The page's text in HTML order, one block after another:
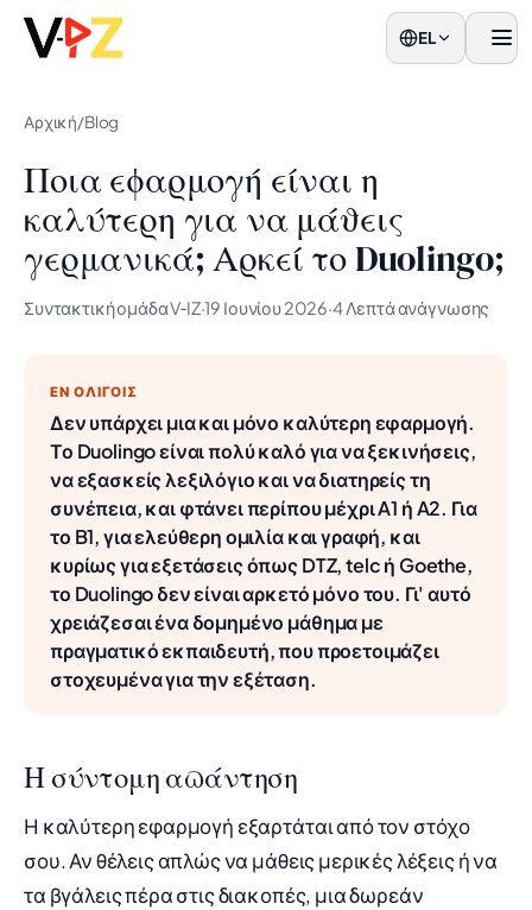
EL
Αρχική/Blog
Ποια εφαρμογή είναι η
καλύτερη για να μάθεις
γερμανικά; Αρκεί το Duolingo;
Συντακτική ομάδα V‑IZ·19 Ιουνίου 2026·4 Λεπτά ανάγνωσης
ΕΝ ΟΛΊΓΟΙΣ
Δεν υπάρχει μια και μόνο καλύτερη εφαρμογή.
Το Duolingo είναι πολύ καλό για να ξεκινήσεις,
να εξασκείς λεξιλόγιο και να διατηρείς τη
συνέπεια, και φτάνει περίπου μέχρι A1 ή A2. Για
το B1, για ελεύθερη ομιλία και γραφή, και
κυρίως για εξετάσεις όπως DTZ, telc ή Goethe,
το Duolingo δεν είναι αρκετό μόνο του. Γι' αυτό
χρειάζεσαι ένα δομημένο μάθημα με
πραγματικό εκπαιδευτή, που προετοιμάζει
στοχευμένα για την εξέταση.
Η σύντομη απάντηση
Η καλύτερη εφαρμογή εξαρτάται από τον στόχο
σου. Αν θέλεις απλώς να μάθεις μερικές λέξεις ή να
τα βγάλεις πέρα στις διακοπές, μια δωρεάν